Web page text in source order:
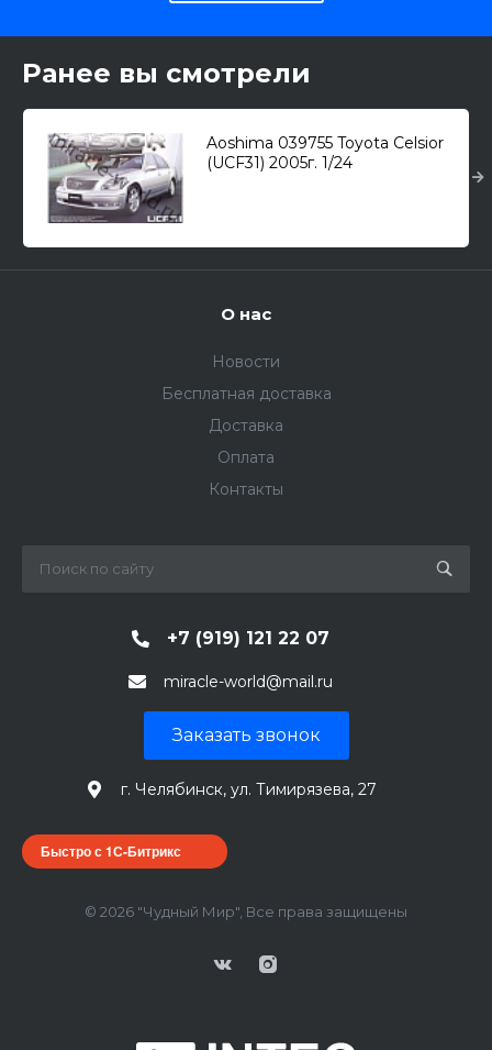
Ранее вы смотрели
Aoshima 039755 Toyota Celsior
(UCF31) 2005г. 1/24
О нас
Новости
Бесплатная доставка
Доставка
Оплата
Контакты
+7 (919) 121 22 07
miracle-world@mail.ru
Заказать звонок
г. Челябинск, ул. Тимирязева, 27
Быстро с 1С-Битрикс
© 2026 "Чудный Мир", Все права защищены